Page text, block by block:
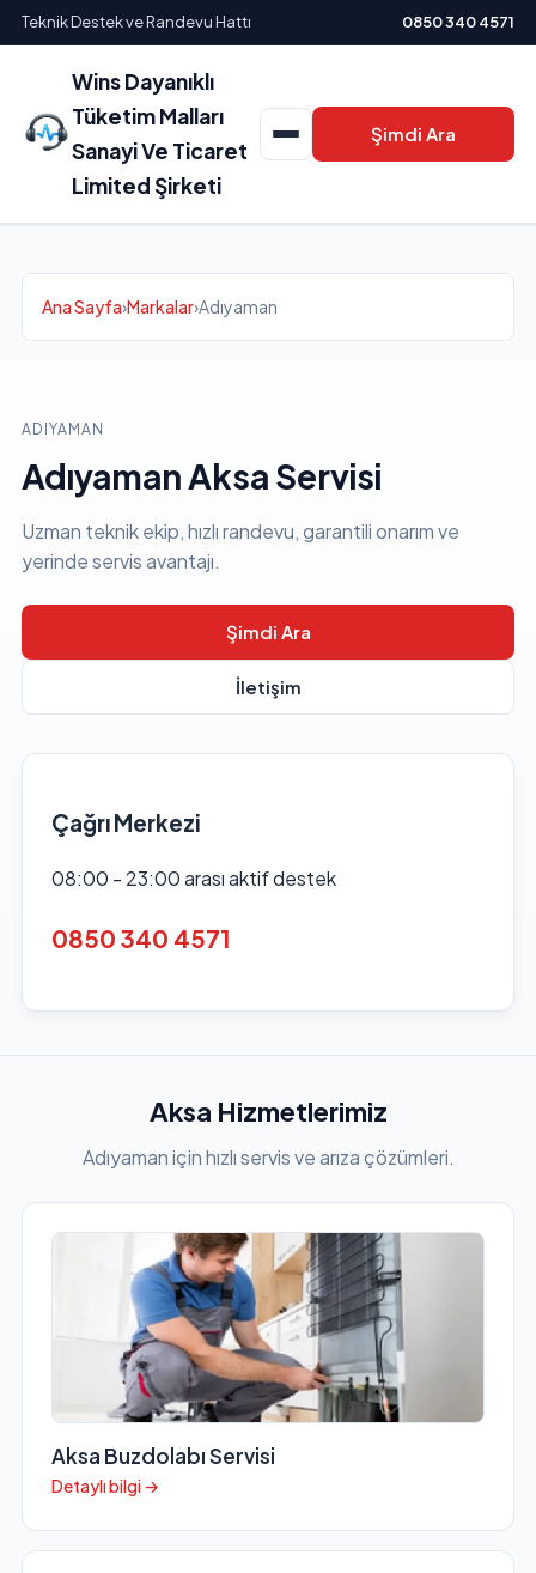
Teknik Destek ve Randevu Hattı 0850 340 4571
Wins Dayanıklı
Tüketim Malları
Sanayi Ve Ticaret
Limited Şirketi
Şimdi Ara
Ana Sayfa›Markalar›Adıyaman
ADIYAMAN
Adıyaman Aksa Servisi
Uzman teknik ekip, hızlı randevu, garantili onarım ve
yerinde servis avantajı.
Şimdi Ara
İletişim
Çağrı Merkezi
08:00 - 23:00 arası aktif destek
0850 340 4571
Aksa Hizmetlerimiz
Adıyaman için hızlı servis ve arıza çözümleri.
Aksa Buzdolabı Servisi
Detaylı bilgi →